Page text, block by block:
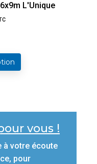
L'Unique
vous !
à votre écoute
pour